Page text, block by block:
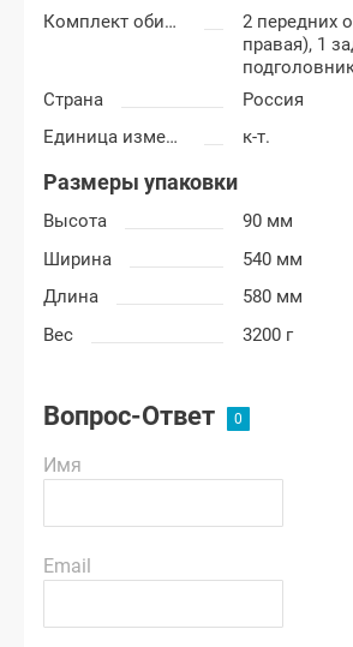
Комплект обивки
2 передних
правая), 1
Страна
Россия
Единица измерения
к-т.
Размеры упаковки
Высота
90 мм
Ширина
540 мм
Длина
580 мм
Вес
3200 г
Вопрос-Ответ
Имя
Email